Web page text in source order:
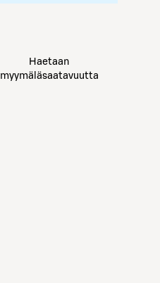
Haetaan
myymäläsaatavuutta